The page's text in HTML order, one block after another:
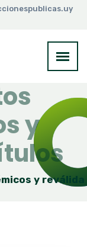
y
y reválida